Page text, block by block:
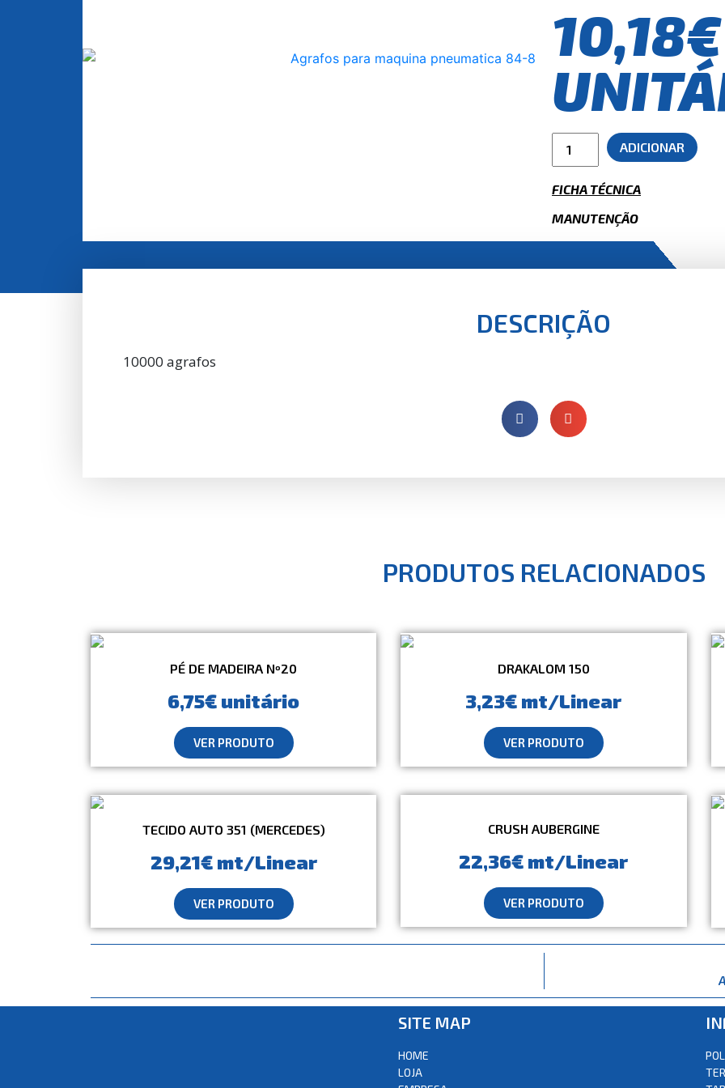
10,18€
ADICIONAR
FICHA TÉCNICA
MANUTENÇÃO
DESCRIÇÃO
10000 agrafos
PRODUTOS RELACIONADOS
PÉ DE MADEIRA Nº20
6,75€ unitário
VER PRODUTO
DRAKALOM 150
3,23€ mt/Linear
VER PRODUTO
TECIDO AUTO 351 (MERCEDES)
29,21€ mt/Linear
VER PRODUTO
CRUSH AUBERGINE
22,36€ mt/Linear
VER PRODUTO
SITE MAP
HOME
LOJA